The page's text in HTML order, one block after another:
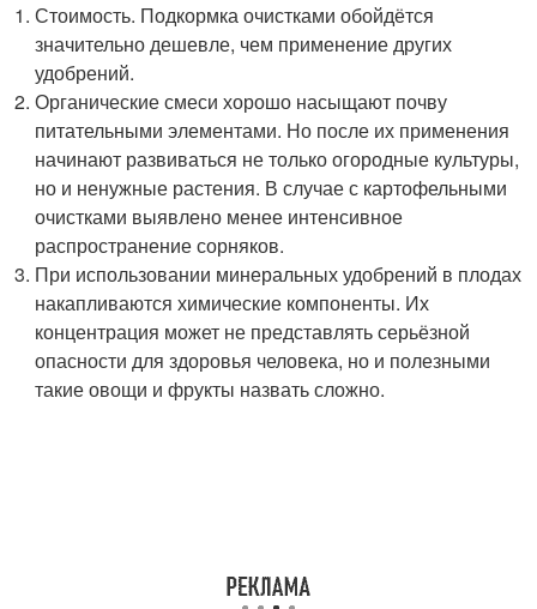
Стоимость. Подкормка очистками обойдётся
значительно дешевле, чем применение других
удобрений.
Органические смеси хорошо насыщают почву
питательными элементами. Но после их применения
начинают развиваться не только огородные культуры,
но и ненужные растения. В случае с картофельными
очистками выявлено менее интенсивное
распространение сорняков.
При использовании минеральных удобрений в плодах
накапливаются химические компоненты. Их
концентрация может не представлять серьёзной
опасности для здоровья человека, но и полезными
такие овощи и фрукты назвать сложно.